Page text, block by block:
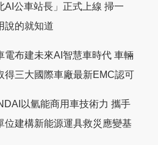
AI公車站長」正式上線 掃一
說的就知道
電布建未來AI智慧車時代 車輛
得三大國際車廠最新EMC認可
以氫能商用車技術力 攜手
位建構新能源運具救災應變基